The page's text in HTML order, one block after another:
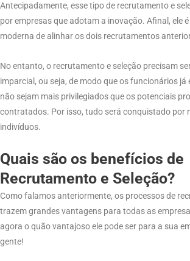
Antecipadamente, esse tipo de recrutamento e
por empresas que adotam a inovação. Afinal, ele
moderna de alinhar os dois recrutamentos
No entanto, o recrutamento e seleção precisam
imparcial, ou seja, de modo que os funcionários já
não sejam mais privilegiados que os potenciais
contratados. Por isso, tudo será conquistado por
indivíduos.
Quais são os benefícios de
Recrutamento e Seleção?
Como falamos anteriormente, os processos de
trazem grandes vantagens para todas as
agora o quão vantajoso ele pode ser para a sua
gente!